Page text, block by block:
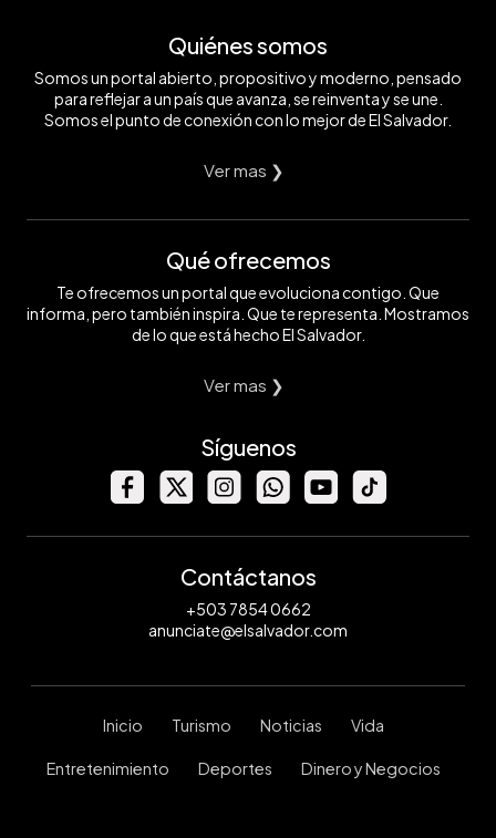
Quiénes somos
Somos un portal abierto, propositivo y moderno, pensado
para reflejar a un país que avanza, se reinventa y se une.
Somos el punto de conexión con lo mejor de El Salvador.
Ver mas ❯
Qué ofrecemos
Te ofrecemos un portal que evoluciona contigo. Que
informa, pero también inspira. Que te representa. Mostramos
de lo que está hecho El Salvador.
Ver mas ❯
Síguenos
Contáctanos
+503 7854 0662
anunciate@elsalvador.com
Inicio Turismo Noticias Vida
Entretenimiento Deportes Dinero y Negocios